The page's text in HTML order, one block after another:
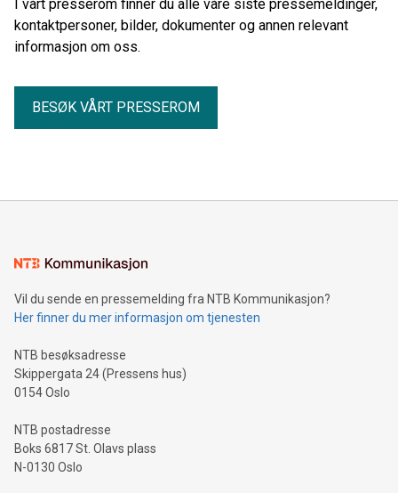
I vårt presserom finner du alle våre siste pressemeldinger,
kontaktpersoner, bilder, dokumenter og annen relevant
informasjon om oss.
BESØK VÅRT PRESSEROM
Vil du sende en pressemelding fra NTB Kommunikasjon?
Her finner du mer informasjon om tjenesten
NTB besøksadresse
Skippergata 24 (Pressens hus)
0154 Oslo
NTB postadresse
Boks 6817 St. Olavs plass
N-0130 Oslo